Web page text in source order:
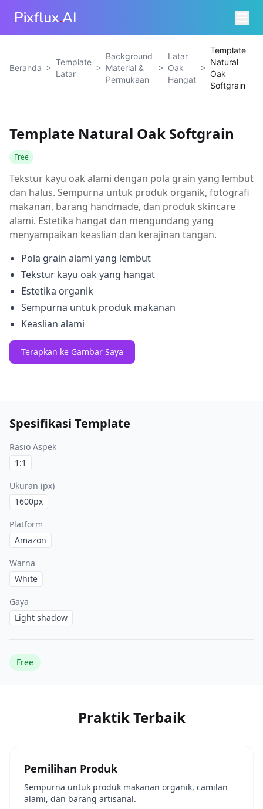
Pixflux.AI
Beranda >
Template
Latar
>
Background
Material &
Permukaan
>
Latar
Oak
Hangat
>
Template
Natural
Oak
Softgrain
Template Natural Oak Softgrain
Free
Tekstur kayu oak alami dengan pola grain yang lembut
dan halus. Sempurna untuk produk organik, fotografi
makanan, barang handmade, dan produk skincare
alami. Estetika hangat dan mengundang yang
menyampaikan keaslian dan kerajinan tangan.
Pola grain alami yang lembut
Tekstur kayu oak yang hangat
Estetika organik
Sempurna untuk produk makanan
Keaslian alami
Terapkan ke Gambar Saya
Spesifikasi Template
Rasio Aspek
1:1
Ukuran (px)
1600px
Platform
Amazon
Warna
White
Gaya
Light shadow
Free
Praktik Terbaik
Pemilihan Produk
Sempurna untuk produk makanan organik, camilan
alami, dan barang artisanal.